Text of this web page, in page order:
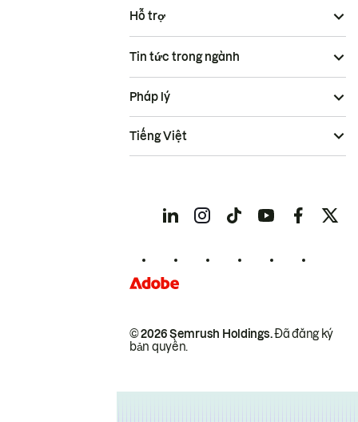
Hỗ trợ
Tin tức trong ngành
© 2026 Semrush Holdings.Đã đăng ký
bản quyền.
Pháp lý
Tiếng Việt